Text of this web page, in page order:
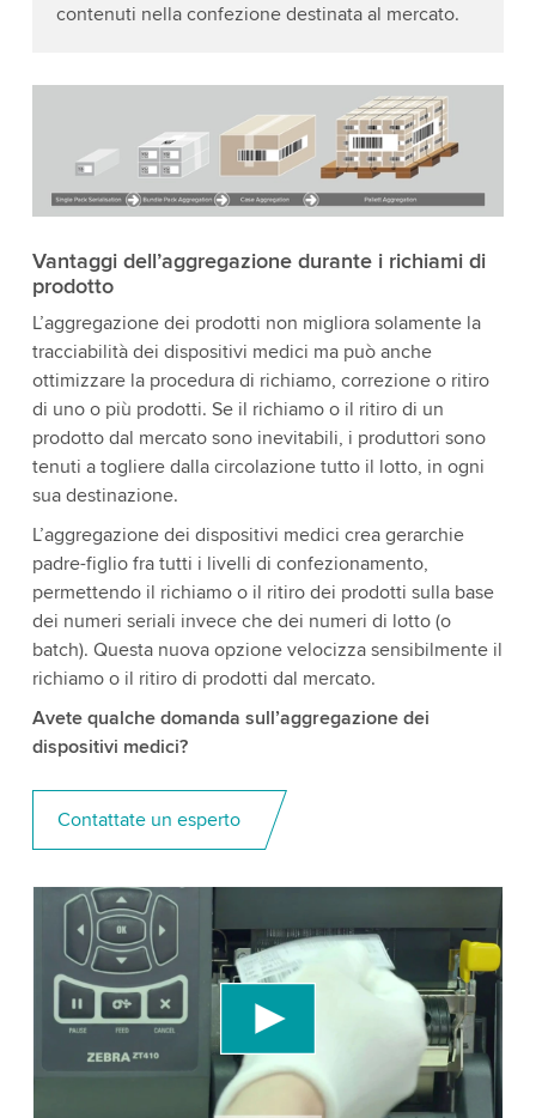
contenuti nella confezione destinata al mercato.
Vantaggi dell’aggregazione durante i richiami di
prodotto
L’aggregazione dei prodotti non migliora solamente la
tracciabilità dei dispositivi medici ma può anche
ottimizzare la procedura di richiamo, correzione o ritiro
di uno o più prodotti. Se il richiamo o il ritiro di un
prodotto dal mercato sono inevitabili, i produttori sono
tenuti a togliere dalla circolazione tutto il lotto, in ogni
sua destinazione.
L’aggregazione dei dispositivi medici crea gerarchie
padre-figlio fra tutti i livelli di confezionamento,
permettendo il richiamo o il ritiro dei prodotti sulla base
dei numeri seriali invece che dei numeri di lotto (o
batch). Questa nuova opzione velocizza sensibilmente il
richiamo o il ritiro di prodotti dal mercato.
Avete qualche domanda sull’aggregazione dei
dispositivi medici?
Contattate un esperto
We need your consent to load the YouTube
Video service!
We use a third party service to embed video
content that may collect data about your activity.
Please review the details and accept the service
to watch this video.